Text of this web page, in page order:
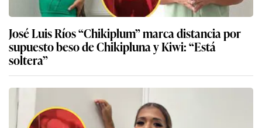
José Luis Ríos “Chikiplum” marca distancia por
supuesto beso de Chikipluna y Kiwi: “Está
soltera”